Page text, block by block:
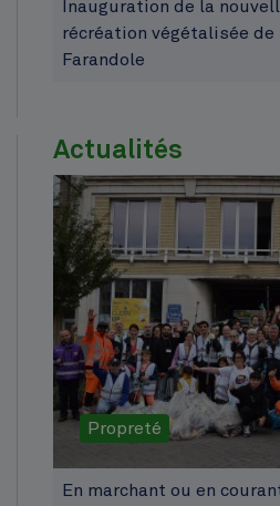
Inauguration de la
récréation végétalisée de
Farandole
Actualités
Propreté
En marchant ou en